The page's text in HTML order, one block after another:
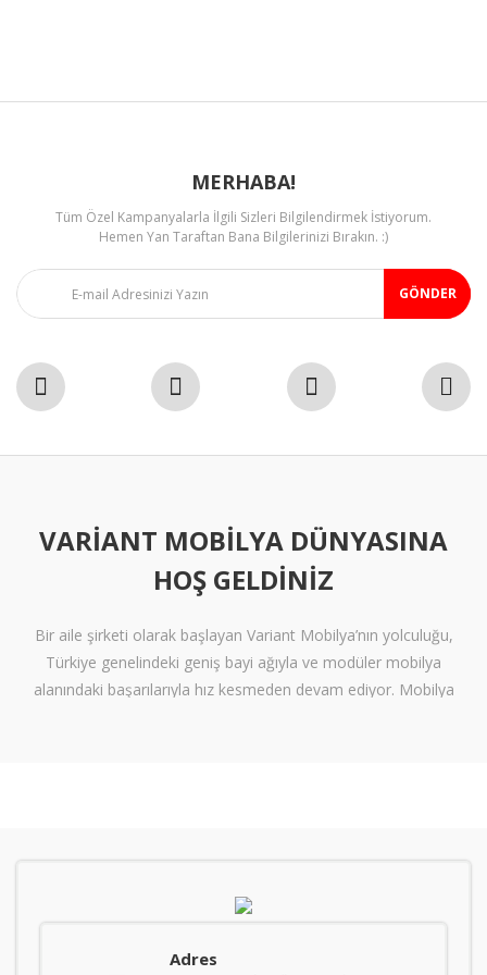
Gönder
MERHABA!
Tüm Özel Kampanyalarla İlgili Sizleri Bilgilendirmek İstiyorum.
Hemen Yan Taraftan Bana Bilgilerinizi Bırakın. :)
GÖNDER
VARIANT MOBILYA DÜNYASINA
HOŞ GELDINIZ
Bir aile şirketi olarak başlayan Variant Mobilya’nın yolculuğu,
Türkiye genelindeki geniş bayi ağıyla ve modüler mobilya
alanındaki başarılarıyla hız kesmeden devam ediyor. Mobilya
tepelere çıkarıyoruz. Kanserojen içermeyen materyallerle üretilen
standartlarını da karşılar nitelikte. Sağlam işçilik ve kaliteli bir
Adres